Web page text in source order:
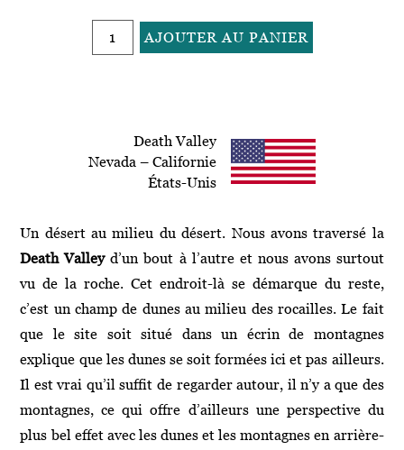
AJOUTER AU PANIER
i
v
Death Valley
Nevada – Californie
États-Unis
Un désert au milieu du désert. Nous avons traversé la
Death Valleyd’un bout à l’autre et nous avons surtout
vu de la roche. Cet endroit-là se démarque du reste,
c’est un champ de dunes au milieu des rocailles. Le fait
que le site soit situé dans un écrin de montagnes
explique que les dunes se soit formées ici et pas ailleurs.
Il est vrai qu’il suffit de regarder autour, il n’y a que des
montagnes, ce qui offre d’ailleurs une perspective du
plus bel effet avec les dunes et les montagnes en arrière-